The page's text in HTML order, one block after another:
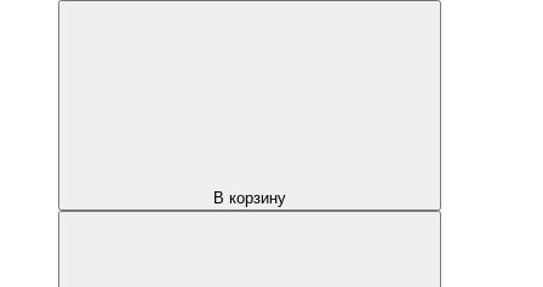
В корзину